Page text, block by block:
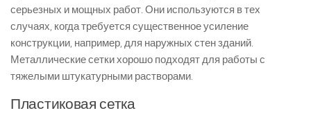
серьезных и мощных работ. Они используются в тех
случаях, когда требуется существенное усиление
конструкции, например, для наружных стен зданий.
Металлические сетки хорошо подходят для работы с
тяжелыми штукатурными растворами.
Пластиковая сетка